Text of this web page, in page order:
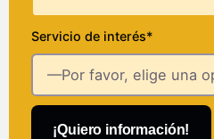
Servicio de interés*
¡Quiero información!